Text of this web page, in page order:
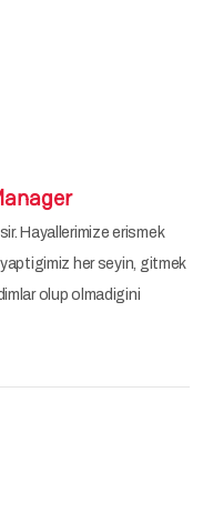
Hayallerimize erismek
her seyin, gitmek
olup olmadigini